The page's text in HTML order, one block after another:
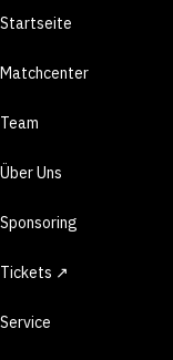
Startseite
Matchcenter
Team
Über Uns
Sponsoring
Tickets ↗
Service